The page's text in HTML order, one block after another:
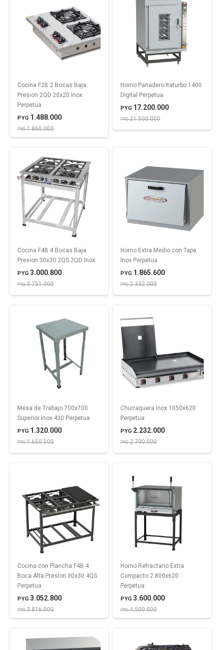
Cocina F2B 2 Bocas Baja
Presion 2QD 20x20 Inox
Perpetua
PYG 1.488.000
PYG1.860.000
Horno Panadero Itaturbo 1400
Digital Perpetua
PYG 17.200.000
PYG21.500.000
Cocina F4B 4 Bocas Baja
Presion 30x30 2QS.2QD Inox
PYG 3.000.800
PYG3.751.000
Horno Extra Medio con Tapa
Inox Perpetua
PYG 1.865.600
PYG2.332.000
Mesa de Trabajo 700x700
Superior Inox 430 Perpetua
PYG 1.320.000
PYG1.650.000
Churraquera Inox 1050x620
Perpetua
PYG 2.232.000
PYG2.790.000
Cocina con Plancha F4B 4
Boca Alta Presion 30x30 4QS
Perpetua
PYG 3.052.800
PYG3.816.000
Horno Refractario Extra
Compacto 2 800x620
Perpetua
PYG 3.600.000
PYG4.500.000